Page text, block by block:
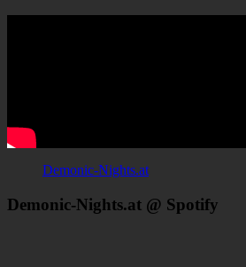
Demonic-Nights.at
Demonic-Nights.at @ Spotify